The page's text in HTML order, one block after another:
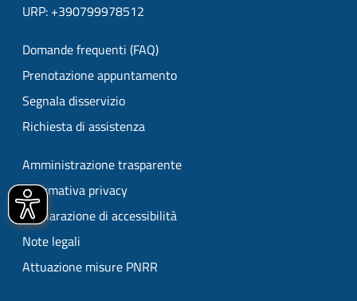
URP: +390799978512
Domande frequenti (FAQ)
Prenotazione appuntamento
Segnala disservizio
Richiesta di assistenza
Amministrazione trasparente
Informativa privacy
Dichiarazione di accessibilità
Note legali
Attuazione misure PNRR